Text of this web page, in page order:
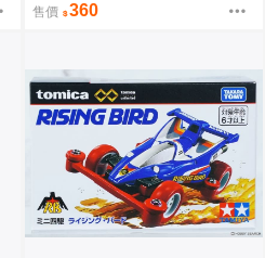
售價 360